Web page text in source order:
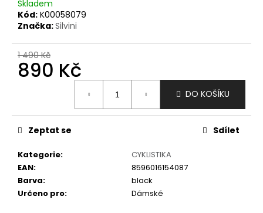
Skladem
Kód: K00058079
Značka:Silvini
1 490 Kč
890 Kč
DO KOŠÍKU
Kategorie:
CYKLISTIKA
EAN:
8596016154087
Barva:
black
Určeno pro: Dámské
Zeptat se Sdílet
u
č
u